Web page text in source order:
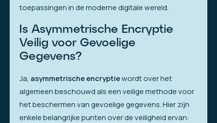
toepassingen in de moderne digitale wereld.
Is Asymmetrische Encryptie
Veilig voor Gevoelige
Gegevens?
Ja, asymmetrische encryptiewordt over het
algemeen beschouwd als een veilige methode voor
het beschermen van gevoelige gegevens. Hier zijn
enkele belangrijke punten over de veiligheid ervan: